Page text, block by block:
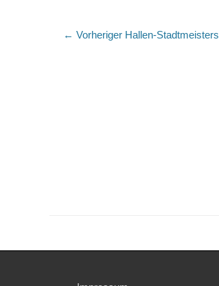
← Vorheriger Vorheriger
Hallen-